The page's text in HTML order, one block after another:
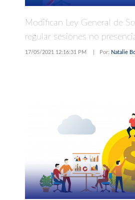
Modifican Ley General de
regular sesiones no
17/05/2021 12:16:31 PM Por: Natalie